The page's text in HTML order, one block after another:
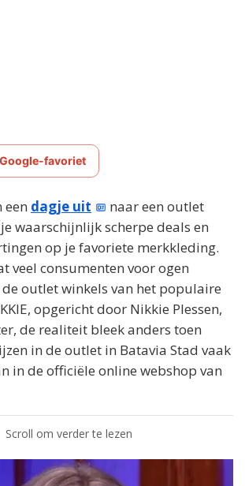
favoriet
een dagje uit
naar een outlet
waarschijnlijk scherpe deals en
op je favoriete merkkleding.
veel consumenten voor ogen
outlet winkels van het populaire
opgericht door Nikkie Plessen,
de realiteit bleek anders toen
in de outlet in Batavia Stad vaak
in de officiële online webshop van
Scroll om verder te lezen